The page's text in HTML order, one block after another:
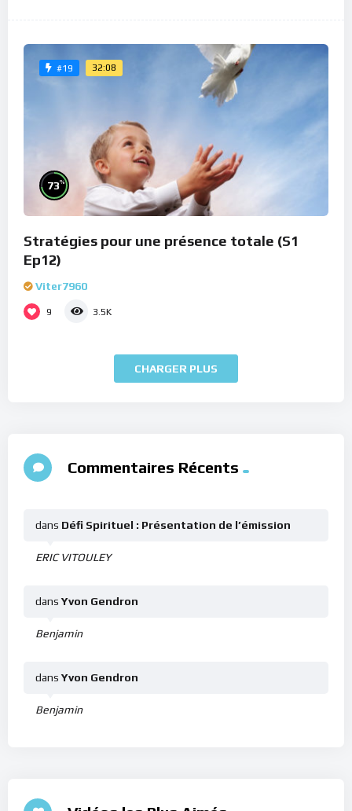
#19 32:08
73%
Stratégies pour une présence totale (S1
Ep12)
Viter7960
9 3.5K
CHARGER PLUS
Commentaires Récents
ERIC VITOULEY
dans Défi Spirituel : Présentation de l’émission
Benjamin
dans Yvon Gendron
Benjamin
dans Yvon Gendron